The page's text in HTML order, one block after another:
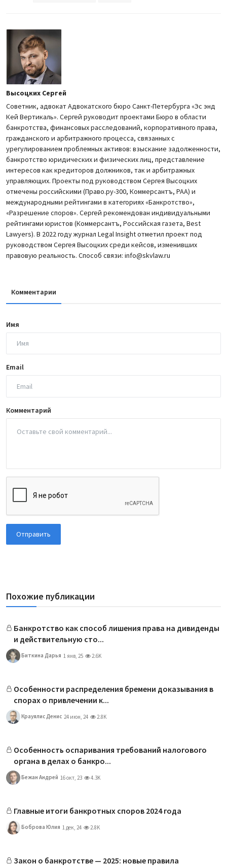
Высоцких Сергей
Советник, адвокат Адвокатского бюро Санкт-Петербурга «Эс энд
Кей Вертикаль». Сергей руководит проектами Бюро в области
банкротства, финансовых расследований, корпоративного права,
гражданского и арбитражного процесса, связанных с
урегулированием проблемных активов: взыскание задолженности,
банкротство юридических и физических лиц, представление
интересов как кредиторов должников, так и арбитражных
управляющих. Проекты под руководством Сергея Высоцких
отмечены российскими (Право.ру-300, Коммерсантъ, РАА) и
международными рейтингами в категориях «Банкротство»,
«Разрешение споров». Сергей рекомендован индивидуальными
рейтингами юристов (Коммерсантъ, Российская газета, Best
Lawyers). В 2022 году журнал Legal Insight отметил проект под
руководством Сергея Высоцких среди кейсов, изменивших
правовую реальность. Способ связи: info@skvlaw.ru
Комментарии
Имя
Email
Комментарий
Отправить
Похожие публикации
Банкротство как способ лишения права на дивиденды
и действительную сто...
Биткина Дарья 1 янв, 25 2.6K
Особенности распределения бремени доказывания в
спорах о привлечении к...
Крауялис Денис 24 июн, 24 2.8K
Особенность оспаривания требований налогового
органа в делах о банкро...
Бежан Андрей 16 окт, 23 4.3K
Главные итоги банкротных споров 2024 года
Боброва Юлия 1 дек, 24 2.8K
Закон о банкротстве — 2025: новые правила